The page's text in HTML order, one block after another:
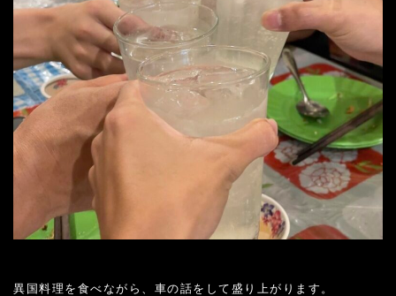
異国料理を食べながら、車の話をして盛り上がります。